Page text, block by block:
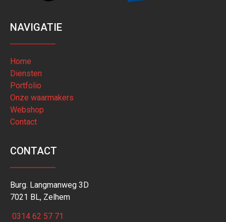
NAVIGATIE
Home
Diensten
Portfolio
Onze waarmakers
Webshop
Contact
CONTACT
Burg. Langmanweg 3D
7021 BL, Zelhem
0314 62 57 71